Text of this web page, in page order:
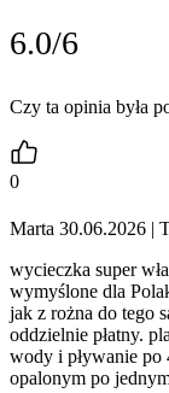
6.0/6
Czy ta opinia była
0
Marta 30.06.2026 |
wycieczka super
wymyślone dla
jak z rożna do tego
oddzielnie płatny.
wody i pływanie po
opalonym po